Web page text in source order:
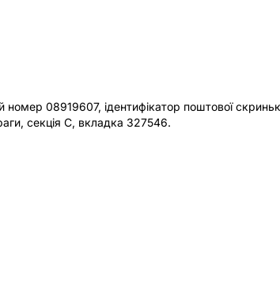
08919607, ідентифікатор поштової
секція C, вкладка 327546.